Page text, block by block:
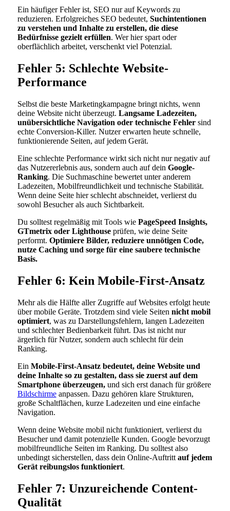
Ein häufiger Fehler ist, SEO nur auf Keywords zu
reduzieren. Erfolgreiches SEO bedeutet, Suchintentionen
zu verstehen und Inhalte zu erstellen, die diese
Bedürfnisse gezielt erfüllen. Wer hier spart oder
oberflächlich arbeitet, verschenkt viel Potenzial.
Fehler 5: Schlechte Website-
Performance
Selbst die beste Marketingkampagne bringt nichts, wenn
deine Website nicht überzeugt. Langsame Ladezeiten,
unübersichtliche Navigation oder technische Fehlersind
echte Conversion-Killer. Nutzer erwarten heute schnelle,
funktionierende Seiten, auf jedem Gerät.
Eine schlechte Performance wirkt sich nicht nur negativ auf
das Nutzererlebnis aus, sondern auch auf dein Google-
Ranking. Die Suchmaschine bewertet unter anderem
Ladezeiten, Mobilfreundlichkeit und technische Stabilität.
Wenn deine Seite hier schlecht abschneidet, verlierst du
sowohl Besucher als auch Sichtbarkeit.
Du solltest regelmäßig mit Tools wie PageSpeed Insights,
GTmetrix oder Lighthouseprüfen, wie deine Seite
performt. Optimiere Bilder, reduziere unnötigen Code,
nutze Caching und sorge für eine saubere technische
Basis.
Fehler 6: Kein Mobile-First-Ansatz
Mehr als die Hälfte aller Zugriffe auf Websites erfolgt heute
über mobile Geräte. Trotzdem sind viele Seiten nicht mobil
optimiert, was zu Darstellungsfehlern, langen Ladezeiten
und schlechter Bedienbarkeit führt. Das ist nicht nur
ärgerlich für Nutzer, sondern auch schlecht für dein
Ranking.
Ein Mobile-First-Ansatz bedeutet, deine Website und
deine Inhalte so zu gestalten, dass sie zuerst auf dem
Smartphone überzeugen,und sich erst danach für größere
Bildschirmeanpassen. Dazu gehören klare Strukturen,
große Schaltflächen, kurze Ladezeiten und eine einfache
Navigation.
Wenn deine Website mobil nicht funktioniert, verlierst du
Besucher und damit potenzielle Kunden. Google bevorzugt
mobilfreundliche Seiten im Ranking. Du solltest also
unbedingt sicherstellen, dass dein Online-Auftritt auf jedem
Gerät reibungslos funktioniert.
Fehler 7: Unzureichende Content-
Qualität